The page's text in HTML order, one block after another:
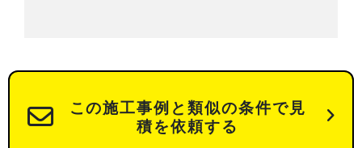
この施工事例と類似の条件で見
積を依頼する